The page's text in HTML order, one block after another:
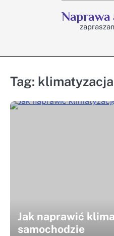
Naprawa
Tag: klimatyzacja
Jak naprawić
samochodzie